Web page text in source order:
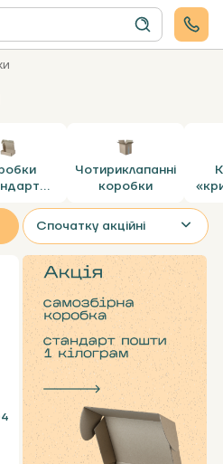
Чотириклапанні
коробки
Спочатку акційні